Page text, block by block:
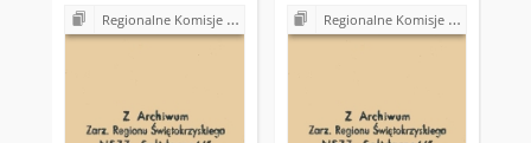
Regionalne Komisje Koordynacyjne NSZZ "Solidarność" Regionalne Komisje Koordynacyjne NSZZ "Solidarność"